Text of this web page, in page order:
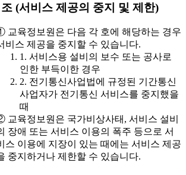
(서비스 제공의 중지 및 제한)
교육정보원은 다음 각 호에 해당하는 경우
비스 제공을 중지할 수 있습니다.
1. 서비스용 설비의 보수 또는 공사로
인한 부득이한 경우
2. 전기통신사업법에 규정된 기간통신
사업자가 전기통신 서비스를 중지했을
때
교육정보원은 국가비상사태, 서비스 설비
장애 또는 서비스 이용의 폭주 등으로 서
스 이용에 지장이 있는 때에는 서비스 제공
중지하거나 제한할 수 있습니다.